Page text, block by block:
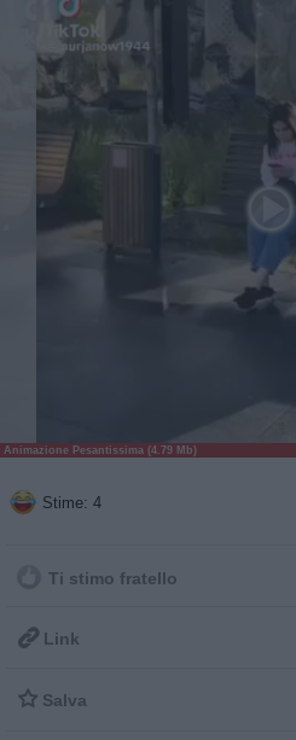
Animazione Pesantissima (4.79 Mb)
Stime: 4
Ti stimo fratello
 Link
 Salva